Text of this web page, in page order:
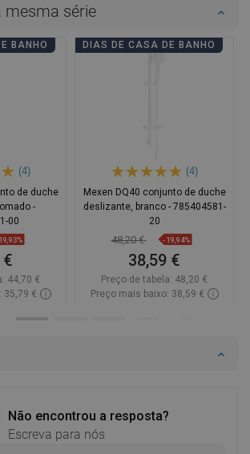
Não encontrou a resposta?
Escreva para nós
mesma série
BANHO
(4)
de duche
-
00
€
44,70 €
35,79 €
DIAS DE CASA DE BANHO
(4)
Mexen DQ40 conjunto de duche
deslizante, branco - 785404581-
20
48,20 € -19,94%
38,59 €
Preço de tabela: 48,20 €
Preço mais baixo: 38,59 €